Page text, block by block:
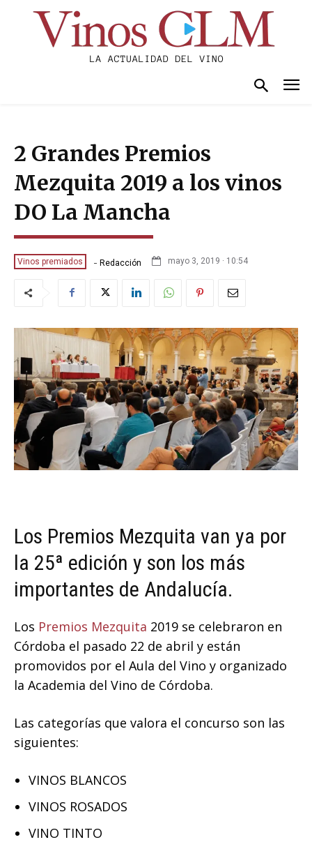
2 Grandes Premios
Mezquita 2019 a los vinos
DO La Mancha
Vinos premiados - Redacción mayo 3, 2019 · 10:54
Los Premios Mezquita van ya por
la 25ª edición y son los más
importantes de Andalucía.
Los Premios Mezquita 2019 se celebraron en
Córdoba el pasado 22 de abril y están
promovidos por el Aula del Vino y organizado
la Academia del Vino de Córdoba.
Las categorías que valora el concurso son las
siguientes:
VINOS BLANCOS
VINOS ROSADOS
VINO TINTO